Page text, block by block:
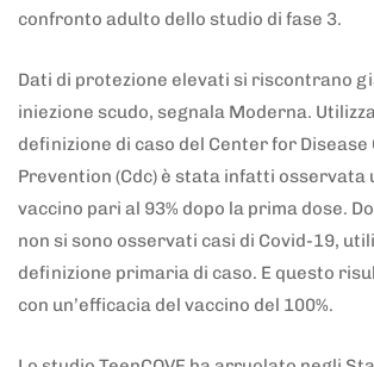
confronto adulto dello studio di fase 3.
Dati di protezione elevati si riscontrano
iniezione scudo, segnala Moderna.
definizione di caso del Center for Disease
Prevention (Cdc) è stata infatti osservata
vaccino pari al 93% dopo la prima dose.
non si sono osservati casi di Covid-19,
definizione primaria di caso. E questo
con un’efficacia del vaccino del 100%.